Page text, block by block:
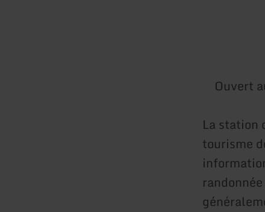
Ouvert
La station
tourisme